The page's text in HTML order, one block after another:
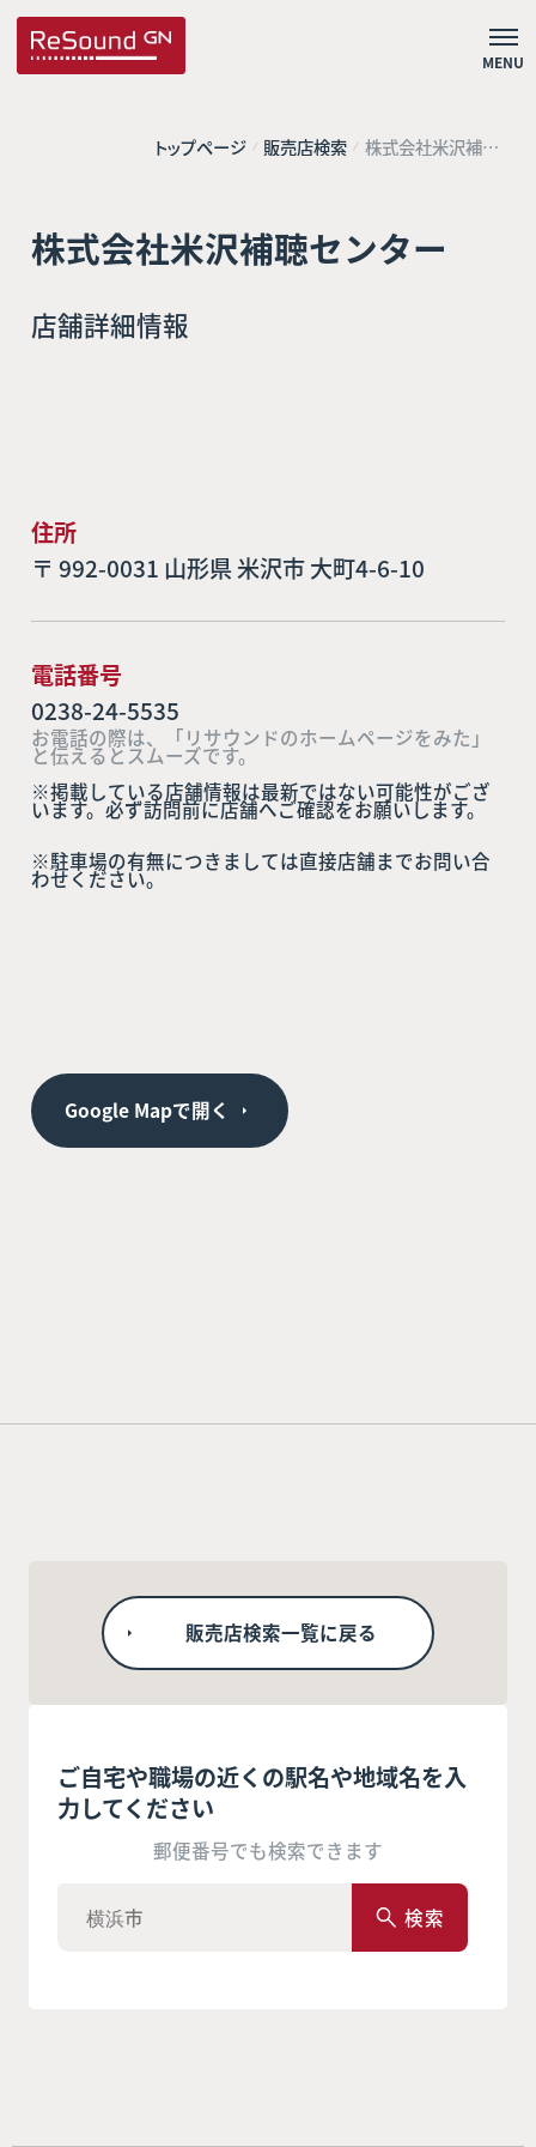
MENU
トップページ 販売店検索 株式会社米沢補聴
センター
株式会社米沢補聴センター
店舗詳細情報
住所
〒 992-0031 山形県 米沢市 大町4-6-10
電話番号
0238-24-5535
お電話の際は、「リサウンドのホームページをみた」
と伝えるとスムーズです。
※掲載している店舗情報は最新ではない可能性がござ
います。必ず訪問前に店舗へご確認をお願いします。
※駐車場の有無につきましては直接店舗までお問い合
わせください。
Google Mapで開く
販売店検索一覧に戻る
ご自宅や職場の近くの駅名や地域名を入
力してください
郵便番号でも検索できます
検索